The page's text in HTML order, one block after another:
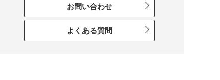
お問い合わせ
よくある質問